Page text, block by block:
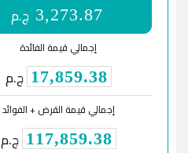
3,273.87 ج.م
إجمالي قيمة الفائدة
17,859.38 ج.م
إجمالي قيمة القرض + الفوائد
117,859.38 ج.م